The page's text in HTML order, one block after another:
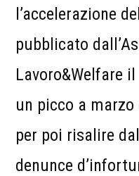
l’accelerazione
pubblicato
Lavoro&Welfare
un picco a
per poi risalire
denunce